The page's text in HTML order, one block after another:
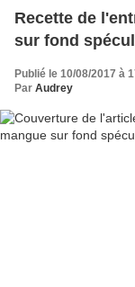
Recette de
sur fond
Publié le 10/08/2017 à
Par Audrey